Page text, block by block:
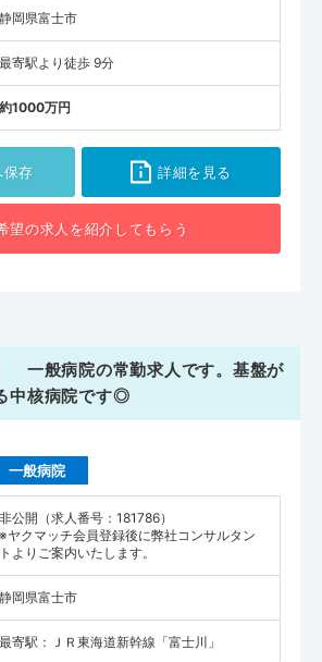
静岡県富士市
最寄駅より徒歩 9分
約1000万円
保存 詳細を見る
望の求人を紹介してもらう
一般病院の常勤求人です。基盤が
中核病院です◎
一般病院
非公開（求人番号：181786）
※ヤクマッチ会員登録後に弊社コンサルタン
トよりご案内いたします。
静岡県富士市
最寄駅：ＪＲ東海道新幹線「富士川」